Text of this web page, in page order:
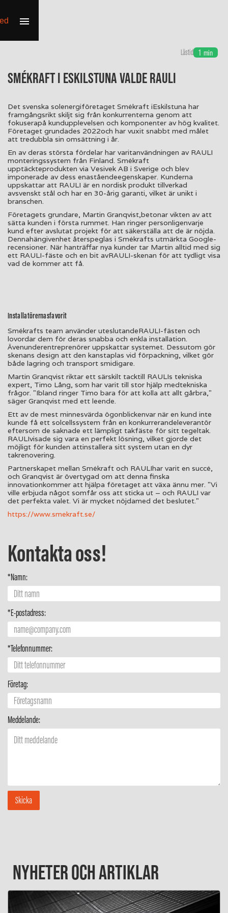
Lästid 1 min
Smékraft i Eskilstuna valde RAULI
Det svenska solenergiföretaget Smékraft iEskilstuna har
framgångsrikt skiljt sig från konkurrenterna genom att
fokuserapå kundupplevelsen och komponenter av hög kvalitet.
Företaget grundades 2022och har vuxit snabbt med målet
att tredubbla sin omsättning i år.
En av deras största fördelar har varitanvändningen av RAULI
monteringssystem från Finland. Smékraft
upptäckteprodukten via Vesivek AB i Sverige och blev
imponerade av dess enaståendeegenskaper. Kunderna
uppskattar att RAULI är en nordisk produkt tillverkad
avsvenskt stål och har en 30-årig garanti, vilket är unikt i
branschen.
Företagets grundare, Martin Granqvist,betonar vikten av att
sätta kunden i första rummet. Han ringer personligenvarje
kund efter avslutat projekt för att säkerställa att de är nöjda.
Dennahängivenhet återspeglas i Smékrafts utmärkta Google-
recensioner. När hanträffar nya kunder tar Martin alltid med sig
ett RAULI-fäste och en bit avRAULI-skenan för att tydligt visa
vad de kommer att få.
Installatörernasfavorit
Smékrafts team använder uteslutandeRAULI-fästen och
lovordar dem för deras snabba och enkla installation.
Ävenunderentreprenörer uppskattar systemet. Dessutom gör
skenans design att den kanstaplas vid förpackning, vilket gör
både lagring och transport smidigare.
Martin Granqvist riktar ett särskilt tacktill RAULIs tekniska
expert, Timo Lång, som har varit till stor hjälp medtekniska
frågor. "Ibland ringer Timo bara för att kolla att allt gårbra,"
säger Granqvist med ett leende.
Ett av de mest minnesvärda ögonblickenvar när en kund inte
kunde få ett solcellssystem från en konkurrerandeleverantör
eftersom de saknade ett lämpligt takfäste för sitt tegeltak.
RAULIvisade sig vara en perfekt lösning, vilket gjorde det
möjligt för kunden attinstallera sitt system utan en dyr
takrenovering.
Partnerskapet mellan Smékraft och RAULIhar varit en succé,
och Granqvist är övertygad om att denna finska
innovationkommer att hjälpa företaget att växa ännu mer. "Vi
ville erbjuda något somfår oss att sticka ut – och RAULI var
det perfekta valet. Vi är mycket nöjdamed det beslutet."
https://www.smekraft.se/
Kontakta oss!
*Namn:
*E-postadress:
*Telefonnummer:
Företag:
Meddelande:
NYHETER OCH ARTIKLAR